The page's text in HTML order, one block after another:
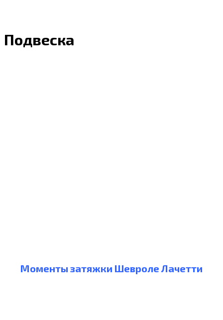
Подвеска
Моменты затяжки Шевроле Лачетти